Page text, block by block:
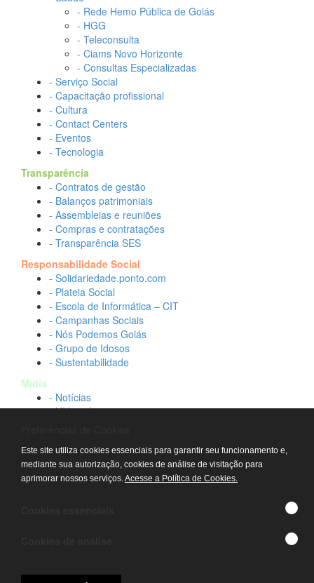
- Rede Hemo Pública de Goiás
- HGG
- Teleconsulta
- Ciams Novo Horizonte
- Consultas Especializadas
- Serviço Social
- Capacitação profissional
- Cultura
- Contact Centers
- Eventos
- Tecnologia
Transparência
- Contratos de gestão
- Balanços patrimoniais
- Assembleias e reuniões
- Compras e contratações
- Transparência SES
Responsabilidade Social
- Solidariedade.ponto.com
- Plateia Social
- Escola de Informática – CIT
- Campanhas Sociais
- Nós Podemos Goiás
- Grupo de Idosos
- Sustentabilidade
Mídia
- Notícias
- Vídeos Institucionais
Contato
- Fale conosco
- Trabalhe conosco
Este site utiliza cookies essenciais para garantir seu funcionamento e,
mediante sua autorização, cookies de análise de visitação para
aprimorar nossos serviços.Acesse a Política de Cookies.